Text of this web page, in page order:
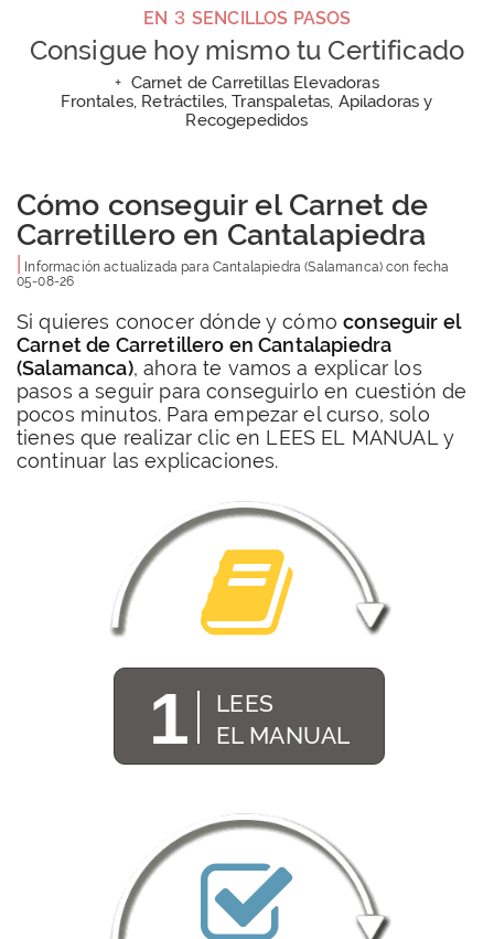
EN 3 SENCILLOS PASOS
Consigue hoy mismo tu Certificado
+ Carnet de Carretillas Elevadoras
Frontales, Retráctiles, Transpaletas, Apiladoras y
Recogepedidos
Cómo conseguir el Carnet de
Carretillero en Cantalapiedra
Información actualizada para Cantalapiedra (Salamanca) con fecha
05-08-26
Si quieres conocer dónde y cómoconseguir el
Carnet de Carretillero en Cantalapiedra
(Salamanca), ahora te vamos a explicar los
pasos a seguir para conseguirlo en cuestión de
pocos minutos. Para empezar el curso, solo
tienes que realizar clic en LEES EL MANUAL y
continuar las explicaciones.
1
LEES
EL MANUAL